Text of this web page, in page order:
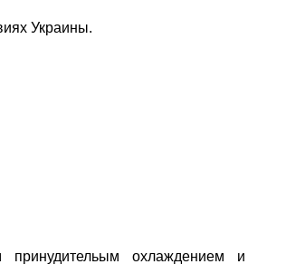
Украины.
принудительым охлаждением и